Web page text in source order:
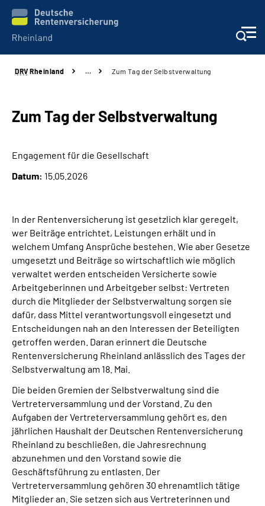
Aktuelles
Beratung und Kontakt
Klinikverbund
Über uns
Presse
Inhalte in Gebärdensprache (DGS)
Leichte Sprache
Suche
Mein Kundenportal
DRV Rheinland … Zum Tag der Selbstverwaltung
Zum Tag der Selbstverwaltung
Engagement für die Gesellschaft
Datum: 15.05.2026
In der Rentenversicherung ist gesetzlich klar geregelt,
wer Beiträge entrichtet, Leistungen erhält und in
welchem Umfang Ansprüche bestehen. Wie aber Gesetze
umgesetzt und Beiträge so wirtschaftlich wie möglich
verwaltet werden entscheiden Versicherte sowie
Arbeitgeberinnen und Arbeitgeber selbst: Vertreten
durch die Mitglieder der Selbstverwaltung sorgen sie
dafür, dass Mittel verantwortungsvoll eingesetzt und
Entscheidungen nah an den Interessen der Beteiligten
getroffen werden. Daran erinnert die Deutsche
Rentenversicherung Rheinland anlässlich des Tages der
Selbstverwaltung am 18. Mai.
Die beiden Gremien der Selbstverwaltung sind die
Vertreterversammlung und der Vorstand. Zu den
Aufgaben der Vertreterversammlung gehört es, den
jährlichen Haushalt der Deutschen Rentenversicherung
Rheinland zu beschließen, die Jahresrechnung
abzunehmen und den Vorstand sowie die
Geschäftsführung zu entlasten. Der
Vertreterversammlung gehören 30 ehrenamtlich tätige
Mitglieder an. Sie setzen sich aus Vertreterinnen und